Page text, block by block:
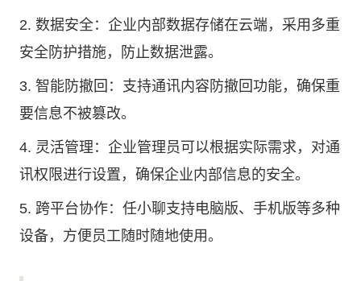
2. 数据安全：企业内部数据存储在云端，采用多重
安全防护措施，防止数据泄露。
3. 智能防撤回：支持通讯内容防撤回功能，确保重
要信息不被篡改。
4. 灵活管理：企业管理员可以根据实际需求，对通
讯权限进行设置，确保企业内部信息的安全。
5. 跨平台协作：任小聊支持电脑版、手机版等多种
设备，方便员工随时随地使用。